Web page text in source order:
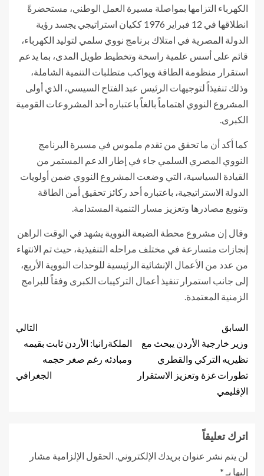
الكهرباء التزامها بمواصلة مسيرة العمل الوطني، مستحضرةً
انطلاقها في 12 فبراير 1976 ككيان استراتيجي يجسد رؤية
الدولة المصرية في امتلاك برنامج نووي سلمي لتوليد الكهرباء،
قائم على أسس علمية راسخة وتخطيط طويل المدى، بما يدعم
استقرار منظومة الطاقة ويواكب متطلبات التنمية الشاملة،
وذلك تنفيذاً لتوجيهات الرئيس عبد الفتاح السيسي، الذي أولى
المشروع النووي اهتماماً بالغاً باعتباره أحد المشروعات القومية
الكبرى.
كما أكد أن ما تحقق من تقدم ملموس في مسيرة البرنامج
النووي المصري السلمي جاء في إطار الدعم المستمر من
القيادة السياسية، التي وضعت المشروع النووي ضمن أولويات
الدولة الاستراتيجية، باعتباره أحد ركائز تحقيق أمن الطاقة
وتنويع مصادرها وتعزيز مسار التنمية المستدامة.
وقال إن مشروع محطة الضبعة النووية يشهد في الوقت الراهن
إنجازات متسارعة في مختلف مراحله التنفيذية، حيث تم الانتهاء
من عدد من الأعمال الإنشائية الرئيسية للوحدات النووية الأربع،
إلى جانب استمرار تنفيذ أعمال التركيبات الكبرى وفقاً للبرامج
الزمنية المعتمدة.
السابق
وزير خارجية الأردن يبحث مع
نظيريه التركي والقطري
تطورات غزة وتعزيز الاستقرار
الإقليمي
التالي
الملكةرانيا: الأردن ثابت بقيمه
ومبادئه رغم صغر حجمه
الجغرافي
اترك تعليقاً
لن يتم نشر عنوان بريدك الإلكتروني. الحقول الإلزامية مشار
إليها بـ *